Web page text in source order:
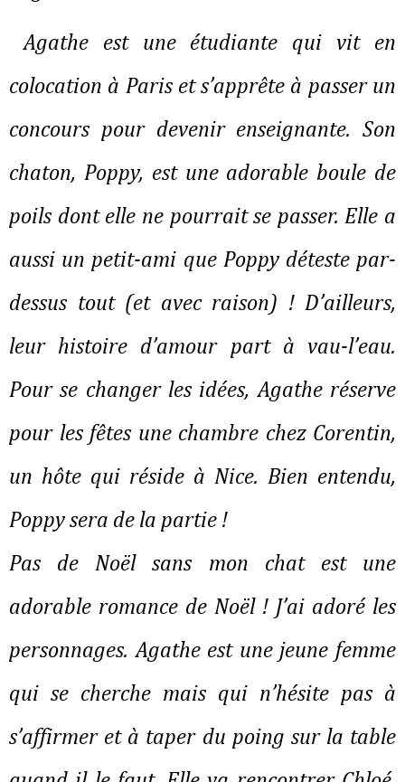
Agathe est une étudiante qui vit en
colocation à Paris et s’apprête à passer un
concours pour devenir enseignante. Son
chaton, Poppy, est une adorable boule de
poils dont elle ne pourrait se passer. Elle a
aussi un petit-ami que Poppy déteste par-
dessus tout (et avec raison) ! D’ailleurs,
leur histoire d’amour part à vau-l’eau.
Pour se changer les idées, Agathe réserve
pour les fêtes une chambre chez Corentin,
un hôte qui réside à Nice. Bien entendu,
Poppy sera de la partie !
Pas de Noël sans mon chat est une
adorable romance de Noël ! J’ai adoré les
personnages. Agathe est une jeune femme
qui se cherche mais qui n’hésite pas à
s’affirmer et à taper du poing sur la table